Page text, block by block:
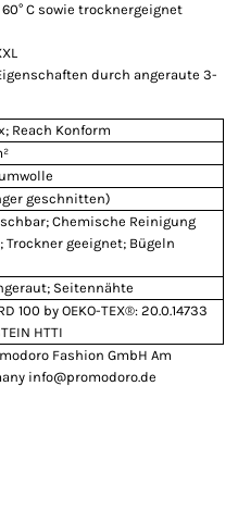
C sowie trocknergeignet
durch angeraute 3-
Reach Konform
geschnitten)
Chemische Reinigung
Trockner geeignet; Bügeln
Seitennähte
100 by OEKO-TEX®: 20.0.14733
HTTI
Fashion GmbH Am
info@promodoro.de